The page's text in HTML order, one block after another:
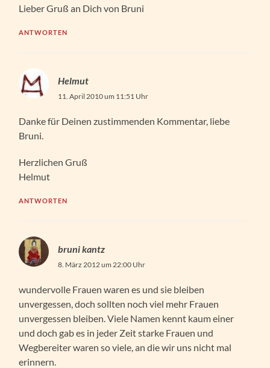
Lieber Gruß an Dich von Bruni
ANTWORTEN
Helmut
11. April 2010 um 11:51 Uhr
Danke für Deinen zustimmenden Kommentar, liebe
Bruni.
Herzlichen Gruß
Helmut
ANTWORTEN
bruni kantz
8. März 2012 um 22:00 Uhr
wundervolle Frauen waren es und sie bleiben
unvergessen, doch sollten noch viel mehr Frauen
unvergessen bleiben. Viele Namen kennt kaum einer
und doch gab es in jeder Zeit starke Frauen und
Wegbereiter waren so viele, an die wir uns nicht mal
erinnern.